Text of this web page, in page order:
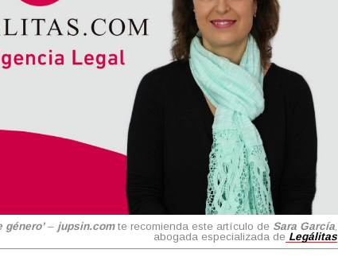
género’– jupsin.com te recomienda este artículo de Sara García,
abogada especializada deLegálitas